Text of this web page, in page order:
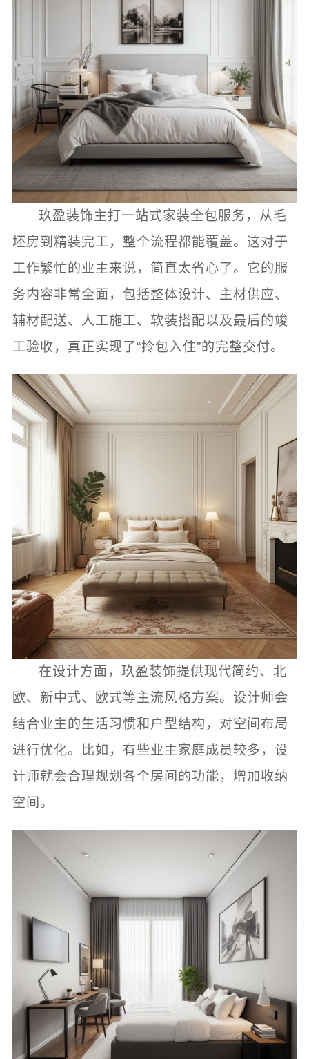
玖盈装饰主打一站式家装全包服务，从毛
坯房到精装完工，整个流程都能覆盖。这对于
工作繁忙的业主来说，简直太省心了。它的服
务内容非常全面，包括整体设计、主材供应、
辅材配送、人工施工、软装搭配以及最后的竣
工验收，真正实现了“拎包入住”的完整交付。
在设计方面，玖盈装饰提供现代简约、北
欧、新中式、欧式等主流风格方案。设计师会
结合业主的生活习惯和户型结构，对空间布局
进行优化。比如，有些业主家庭成员较多，设
计师就会合理规划各个房间的功能，增加收纳
空间。